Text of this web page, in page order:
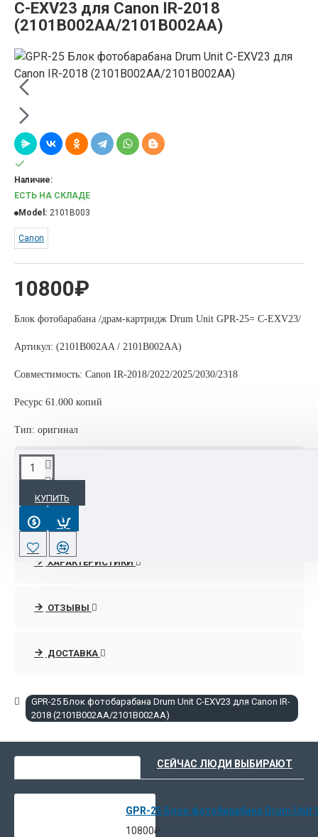
C-EXV23 для Canon IR-2018
(2101B002AA/2101B002AA)
10800₽
Наличие:
ЕСТЬ НА СКЛАДЕ
Model: 2101B003
Canon
Блок фотобарабана /драм-картридж Drum Unit GPR-25= C-EXV23/
Артикул: (2101B002AA / 2101B002AA)
Совместимость: Canon IR-2018/2022/2025/2030/2318
Ресурс 61.000 копий
Тип: оригинал
КУПИТЬ
ОПИСАНИЕ
Блок фотобарабана/драм-картридж Drum Unit GPR-25= C-
EXV23 / 2101B002AA/2101B002AA для Canon IR-
2018/2022/2025/2030/2318 на 61.000 копий , оригинал
ХАРАКТЕРИСТИКИ
ОТЗЫВЫ
ДОСТАВКА
GPR-25 Блок фотобарабана Drum Unit C-EXV23 для Canon IR-
2018 (2101B002AA/2101B002AA)
СЕЙЧАС ЛЮДИ ВЫБИРАЮТ
GPR-25 Блок фотобарабана Drum Unit
10800₽